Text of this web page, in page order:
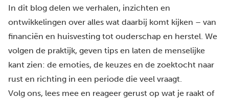
In dit blog delen we verhalen, inzichten en
ontwikkelingen over alles wat daarbij komt kijken – van
financiën en huisvesting tot ouderschap en herstel. We
volgen de praktijk, geven tips en laten de menselijke
kant zien: de emoties, de keuzes en de zoektocht naar
rust en richting in een periode die veel vraagt.
Volg ons, lees mee en reageer gerust op wat je raakt of